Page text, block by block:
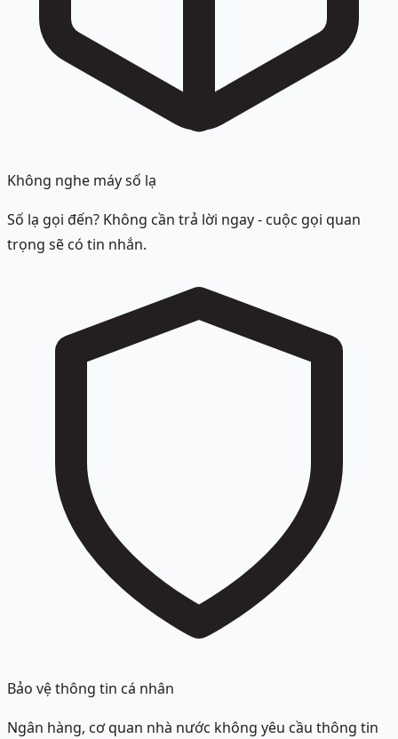
Không nghe máy số lạ
Số lạ gọi đến? Không cần trả lời ngay - cuộc gọi quan
trọng sẽ có tin nhắn.
Bảo vệ thông tin cá nhân
Ngân hàng, cơ quan nhà nước không yêu cầu thông tin